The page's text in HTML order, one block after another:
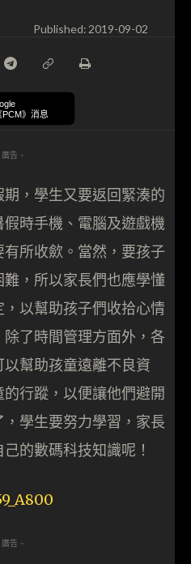
Published:2019-09-02
PCM》消息
告 -
，學生又要返回緊湊的
時手機、電腦及遊戲機
所收歛。當然，要孩子
，所以家長們也應學懂
以幫助孩子們收拾心情
了時間管理方面外，各
幫助孩童遠離不良資
行蹤，以便讓他們避開
學生要努力學習，家長
的數碼科技知識呢！
告 -